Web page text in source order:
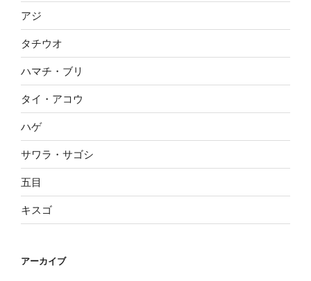
アジ
タチウオ
ハマチ・ブリ
タイ・アコウ
ハゲ
サワラ・サゴシ
五目
キスゴ
アーカイブ